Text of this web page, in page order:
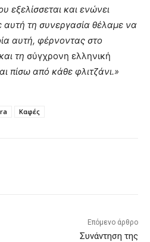
εξελίσσεται και ενώνει
αυτή τη συνεργασία θέλαμε να
αυτή, φέρνοντας στο
τη σύγχρονη ελληνική
πίσω από κάθε φλιτζάνι.»
Καφές
Επόμενο άρθρο
Συνάντηση της